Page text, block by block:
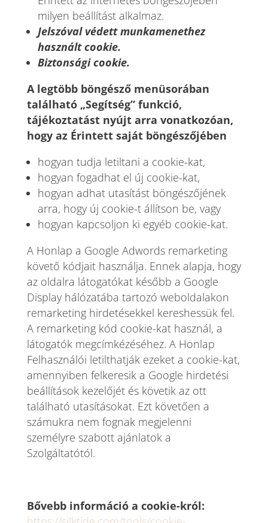
milyen beállítást alkalmaz.
Jelszóval védett munkamenethez
használt cookie.
Biztonsági cookie.
A legtöbb böngésző menüsorában
található „Segítség” funkció,
tájékoztatást nyújt arra vonatkozóan,
hogy az Érintett saját böngészőjében
hogyan tudja letiltani a cookie-kat,
hogyan fogadhat el új cookie-kat,
hogyan adhat utasítást böngészőjének
arra, hogy új cookie-t állítson be, vagy
hogyan kapcsoljon ki egyéb cookie-kat.
A Honlap a Google Adwords remarketing
követő kódjait használja. Ennek alapja, hogy
az oldalra látogatókat később a Google
Display hálózatába tartozó weboldalakon
remarketing hirdetésekkel kereshessük fel.
A remarketing kód cookie-kat használ, a
látogatók megcímkézéséhez. A Honlap
Felhasználói letilthatják ezeket a cookie-kat,
amennyiben felkeresik a Google hirdetési
beállítások kezelőjét és követik az ott
található utasításokat. Ezt követően a
számukra nem fognak megjelenni
személyre szabott ajánlatok a
Szolgáltatótól.
Bővebb információ a cookie-król: